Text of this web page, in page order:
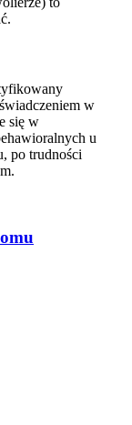
w
się w
u
po trudności